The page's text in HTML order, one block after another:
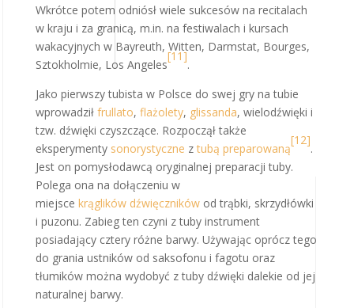
Wkrótce potem odniósł wiele sukcesów na recitalach
w kraju i za granicą, m.in. na festiwalach i kursach
wakacyjnych w Bayreuth, Witten, Darmstat, Bourges,
Sztokholmie, Los Angeles
[11]
.
Jako pierwszy tubista w Polsce do swej gry na tubie
wprowadził frullato, flażolety, glissanda, wielodźwięki i
tzw. dźwięki czyszczące. Rozpoczął także
eksperymenty sonorystyczne z tubą preparowaną
[12]
.
Jest on pomysłodawcą oryginalnej preparacji tuby.
Polega ona na dołączeniu w
miejsce krąglików dźwięczników od trąbki, skrzydłówki
i puzonu. Zabieg ten czyni z tuby instrument
posiadający cztery różne barwy. Używając oprócz tego
do grania ustników od saksofonu i fagotu oraz
tłumików można wydobyć z tuby dźwięki dalekie od jej
naturalnej barwy.